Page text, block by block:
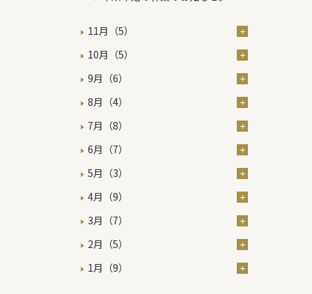
11月（5）
10月（5）
9月（6）
8月（4）
7月（8）
6月（7）
5月（3）
4月（9）
3月（7）
2月（5）
1月（9）